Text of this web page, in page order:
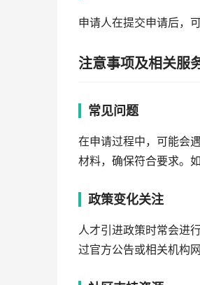
申请人在提交申请后，
注意事项及相关服
常见问题
在申请过程中，可能会
材料，确保符合要求。
政策变化关注
人才引进政策时常会进
过官方公告或相关机构